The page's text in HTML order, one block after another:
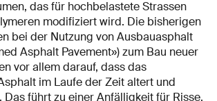
das für hochbelastete Strassen
modifiziert wird. Die bisherigen
bei der Nutzung von Ausbauasphalt
Asphalt Pavement») zum Bau neuer
vor allem darauf, dass das
im Laufe der Zeit altert und
führt zu einer Anfälligkeit für Risse.